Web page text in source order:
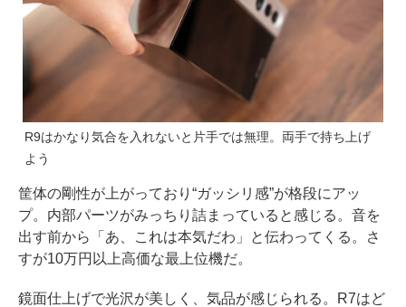
R9はかなり気合を入れないと片手では無理。両手で持ち上げ
よう
筐体の剛性が上がっており“ガッシリ感”が格段にアッ
プ。内部パーツがみっちり詰まっていると感じる。音を
出す前から「あ、これは本気だわ」と伝わってくる。さ
すが10万円以上高価な最上位機だ。
鏡面仕上げで光沢が美しく、気品が感じられる。R7はど